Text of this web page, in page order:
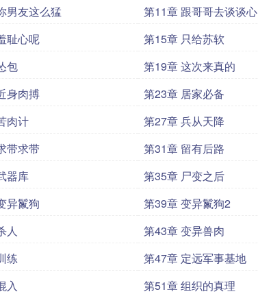
男友这么猛 第11章 跟哥哥去谈谈心
耻心呢 第15章 只给苏软
包 第19章 这次来真的
身肉搏 第23章 居家必备
肉计 第27章 兵从天降
带求带 第31章 留有后路
器库 第35章 尸变之后
异鬣狗 第39章 变异鬣狗2
人 第43章 变异兽肉
练 第47章 定远军事基地
入 第51章 组织的真理